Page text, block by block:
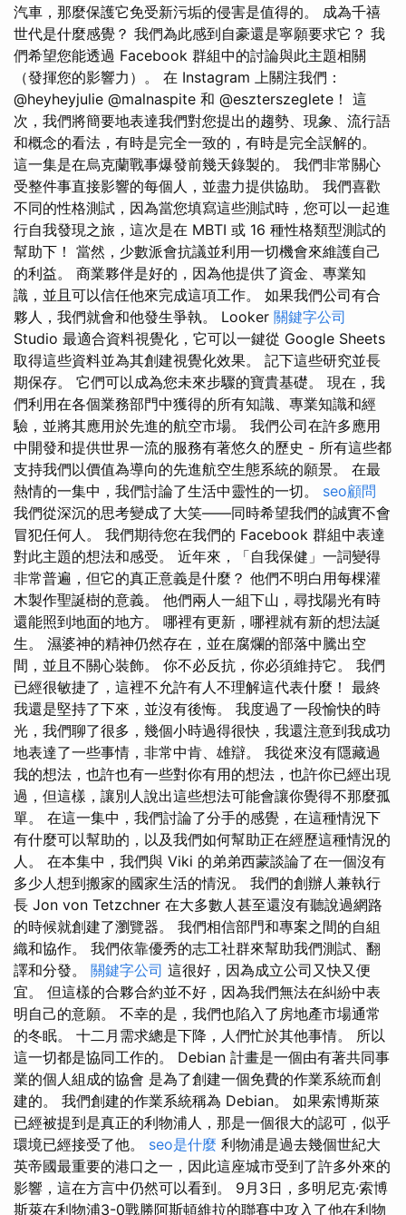
汽車，那麼保護它免受新污垢的侵害是值得的。 成為千禧
世代是什麼感覺？ 我們為此感到自豪還是寧願要求它？ 我
們希望您能透過 Facebook 群組中的討論與此主題相關
（發揮您的影響力）。 在 Instagram 上關注我們：
@heyheyjulie @malnaspite 和 @eszterszeglete！ 這
次，我們將簡要地表達我們對您提出的趨勢、現象、流行語
和概念的看法，有時是完全一致的，有時是完全誤解的。
這一集是在烏克蘭戰事爆發前幾天錄製的。 我們非常關心
受整件事直接影響的每個人，並盡力提供協助。 我們喜歡
不同的性格測試，因為當您填寫這些測試時，您可以一起進
行自我發現之旅，這次是在 MBTI 或 16 種性格類型測試的
幫助下！ 當然，少數派會抗議並利用一切機會來維護自己
的利益。 商業夥伴是好的，因為他提供了資金、專業知
識，並且可以信任他來完成這項工作。 如果我們公司有合
夥人，我們就會和他發生爭執。 Looker 關鍵字公司
Studio 最適合資料視覺化，它可以一鍵從 Google Sheets
取得這些資料並為其創建視覺化效果。 記下這些研究並長
期保存。 它們可以成為您未來步驟的寶貴基礎。 現在，我
們利用在各個業務部門中獲得的所有知識、專業知識和經
驗，並將其應用於先進的航空市場。 我們公司在許多應用
中開發和提供世界一流的服務有著悠久的歷史 - 所有這些都
支持我們以價值為導向的先進航空生態系統的願景。 在最
熱情的一集中，我們討論了生活中靈性的一切。 seo顧問
我們從深沉的思考變成了大笑——同時希望我們的誠實不會
冒犯任何人。 我們期待您在我們的 Facebook 群組中表達
對此主題的想法和感受。 近年來，「自我保健」一詞變得
非常普遍，但它的真正意義是什麼？ 他們不明白用每棵灌
木製作聖誕樹的意義。 他們兩人一組下山，尋找陽光有時
還能照到地面的地方。 哪裡有更新，哪裡就有新的想法誕
生。 濕婆神的精神仍然存在，並在腐爛的部落中騰出空
間，並且不關心裝飾。 你不必反抗，你必須維持它。 我們
已經很敏捷了，這裡不允許有人不理解這代表什麼！ 最終
我還是堅持了下來，並沒有後悔。 我度過了一段愉快的時
光，我們聊了很多，幾個小時過得很快，我還注意到我成功
地表達了一些事情，非常中肯、雄辯。 我從來沒有隱藏過
我的想法，也許也有一些對你有用的想法，也許你已經出現
過，但這樣，讓別人說出這些想法可能會讓你覺得不那麼孤
單。 在這一集中，我們討論了分手的感覺，在這種情況下
有什麼可以幫助的，以及我們如何幫助正在經歷這種情況的
人。 在本集中，我們與 Viki 的弟弟西蒙談論了在一個沒有
多少人想到搬家的國家生活的情況。 我們的創辦人兼執行
長 Jon von Tetzchner 在大多數人甚至還沒有聽說過網路
的時候就創建了瀏覽器。 我們相信部門和專案之間的自組
織和協作。 我們依靠優秀的志工社群來幫助我們測試、翻
譯和分發。 關鍵字公司 這很好，因為成立公司又快又便
宜。 但這樣的合夥合約並不好，因為我們無法在糾紛中表
明自己的意願。 不幸的是，我們也陷入了房地產市場通常
的冬眠。 十二月需求總是下降，人們忙於其他事情。 所以
這一切都是協同工作的。 Debian 計畫是一個由有著共同事
業的個人組成的協會 是為了創建一個免費的作業系統而創
建的。 我們創建的作業系統稱為 Debian。 如果索博斯萊
已經被提到是真正的利物浦人，那是一個很大的認可，似乎
環境已經接受了他。 seo是什麼 利物浦是過去幾個世紀大
英帝國最重要的港口之一，因此這座城市受到了許多外來的
影響，這在方言中仍然可以看到。 9月3日，多明尼克·索博
斯萊在利物浦3-0戰勝阿斯頓維拉的聯賽中攻入了他在利物